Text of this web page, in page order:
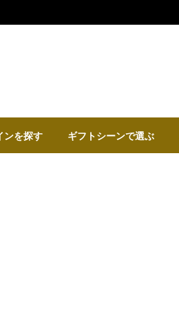
ンを探す ギフトシーンで選ぶ